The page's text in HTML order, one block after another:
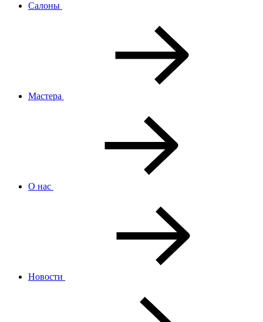
Салоны
Мастера
О нас
Новости